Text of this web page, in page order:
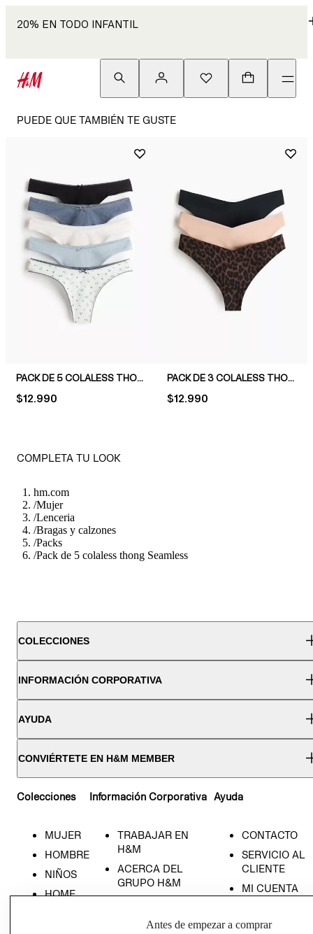
20% EN TODO INFANTIL
PUEDE QUE TAMBIÉN TE GUSTE
PACK DE 5 COLALESS THONG DE ALGODÓN
PRICE:
$12.990
PACK DE 3 COLALESS THONG EFECTO INVISIBLE
PRICE:
$12.990
COMPLETA TU LOOK
hm.com
/Mujer
/Lenceria
/Bragas y calzones
/Packs
/Pack de 5 colaless thong Seamless
COLECCIONES
INFORMACIÓN CORPORATIVA
AYUDA
CONVIÉRTETE EN H&M MEMBER
Colecciones
MUJER
HOMBRE
NIÑOS
HOME
Información Corporativa
TRABAJAR EN
H&M
ACERCA DEL
GRUPO H&M
Ayuda
CONTACTO
SERVICIO AL
CLIENTE
MI CUENTA
TIENDAS
Antes de empezar a comprar